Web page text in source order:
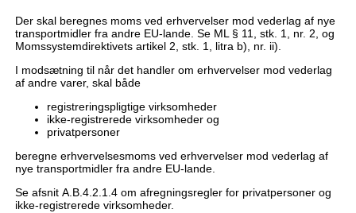
Der skal beregnes moms ved erhvervelser mod vederlag af nye
transportmidler fra andre EU-lande. Se ML § 11, stk. 1, nr. 2, og
Momssystemdirektivets artikel 2, stk. 1, litra b), nr. ii).
I modsætning til når det handler om erhvervelser mod vederlag
af andre varer, skal både
registreringspligtige virksomheder
ikke-registrerede virksomheder og
privatpersoner
beregne erhvervelsesmoms ved erhvervelser mod vederlag af
nye transportmidler fra andre EU-lande.
Se afsnit A.B.4.2.1.4 om afregningsregler for privatpersoner og
ikke-registrerede virksomheder.